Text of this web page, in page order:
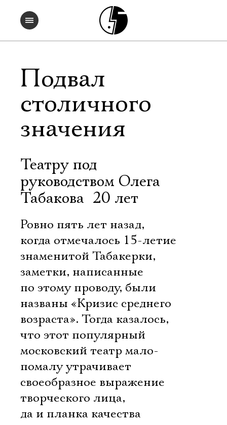
Подвал
столичного
значения
Театру под
руководством Олега
Табакова  20 лет
Ровно пять лет назад,
когда отмечалось 15-летие
знаменитой Табакерки,
заметки, написанные
по этому проводу, были
названы «Кризис среднего
возраста». Тогда казалось,
что этот популярный
московский театр мало-
помалу утрачивает
своеобразное выражение
творческого лица,
да и планка качества